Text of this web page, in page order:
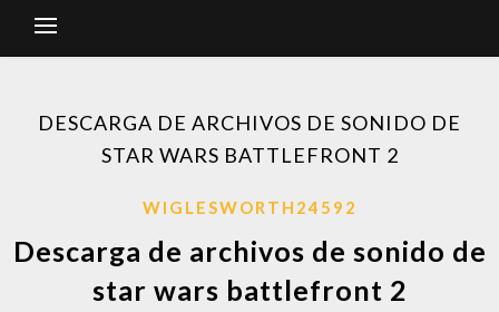
DESCARGA DE ARCHIVOS DE SONIDO DE
STAR WARS BATTLEFRONT 2
WIGLESWORTH24592
Descarga de archivos de sonido de
star wars battlefront 2